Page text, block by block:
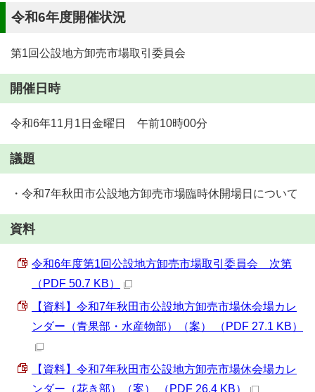
令和6年度開催状況
第1回公設地方卸売市場取引委員会
開催日時
令和6年11月1日金曜日 午前10時00分
議題
・令和7年秋田市公設地方卸売市場臨時休開場日について
資料
令和6年度第1回公設地方卸売市場取引委員会 次第
（PDF 50.7 KB）
【資料】令和7年秋田市公設地方卸売市場休会場カレ
ンダー（青果部・水産物部）（案） （PDF 27.1 KB）
【資料】令和7年秋田市公設地方卸売市場休会場カレ
ンダー（花き部）（案） （PDF 26.4 KB）